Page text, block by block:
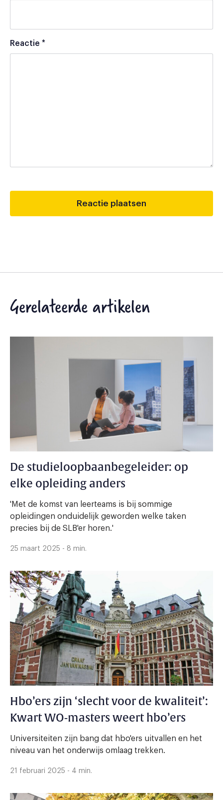
Reactie *
Gerelateerde artikelen
De studieloopbaanbegeleider: op
elke opleiding anders
'Met de komst van leerteams is bij sommige
opleidingen onduidelijk geworden welke taken
precies bij de SLB'er horen.'
25 maart 2025 - 8 min.
Hbo’ers zijn ‘slecht voor de kwaliteit’:
Kwart WO-masters weert hbo’ers
Universiteiten zijn bang dat hbo'ers uitvallen en het
niveau van het onderwijs omlaag trekken.
21 februari 2025 - 4 min.